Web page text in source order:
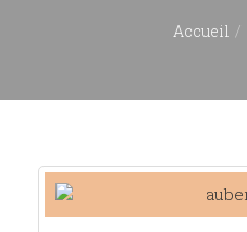
Accueil